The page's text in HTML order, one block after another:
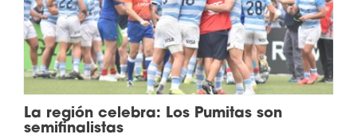
La región celebra: Los Pumitas son
semifinalistas